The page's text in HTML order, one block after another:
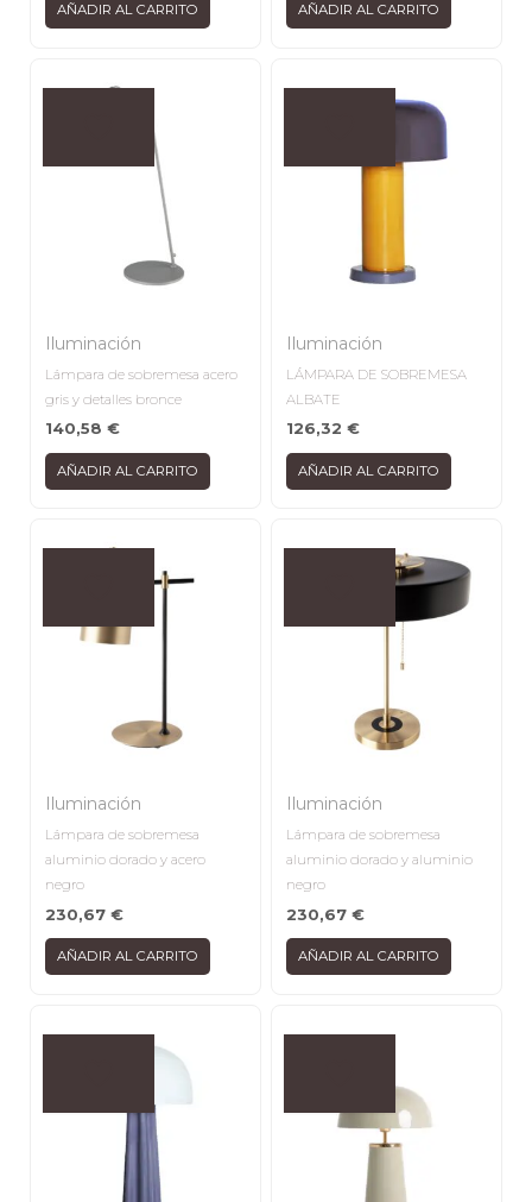
AÑADIR AL CARRITO AÑADIR AL CARRITO
Iluminación
Lámpara de sobremesa acero
gris y detalles bronce
140,58€
AÑADIR AL CARRITO
Iluminación
LÁMPARA DE SOBREMESA
ALBATE
126,32 €
AÑADIR AL CARRITO
Iluminación
Lámpara de sobremesa
aluminio dorado y acero
negro
230,67€
AÑADIR AL CARRITO
Iluminación
Lámpara de sobremesa
aluminio dorado y aluminio
negro
230,67 €
AÑADIR AL CARRITO